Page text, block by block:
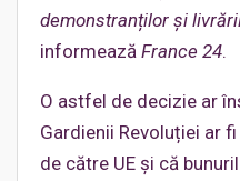
demonstranților și
informează France 24.
O astfel de decizie ar
Gardienii Revoluției ar
de către UE și că